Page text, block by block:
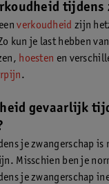
tijdens
verkoudheid zijn
kun je last hebben
hoesten en
.
gevaarlijk
je zwangerschap
Misschien ben je
je zwangerschap